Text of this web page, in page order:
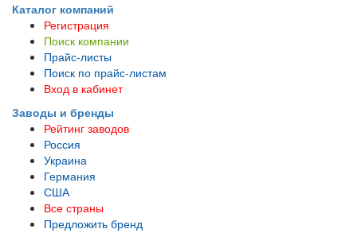
Каталог компаний
Регистрация
Поиск компании
Прайс-листы
Поиск по прайс-листам
Вход в кабинет
Заводы и бренды
Рейтинг заводов
Россия
Украина
Германия
США
Все страны
Предложить бренд